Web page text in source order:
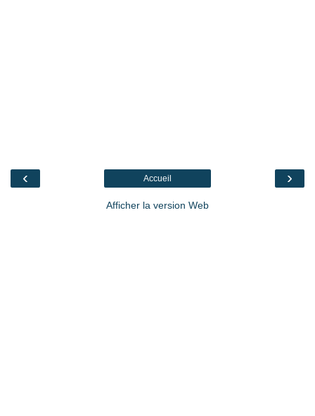
‹ ›
Accueil
Afficher la version Web